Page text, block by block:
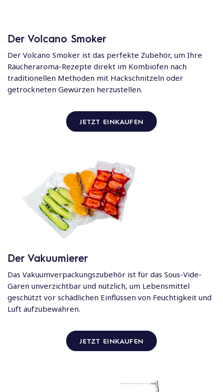
Der Volcano Smoker
Der Volcano Smoker ist das perfekte Zubehör, um Ihre
Räucheraroma-Rezepte direkt im Kombiofen nach
traditionellen Methoden mit Hackschnitzeln oder
getrockneten Gewürzen herzustellen.
JETZT EINKAUFEN
Der Vakuumierer
Das Vakuumverpackungszubehör ist für das Sous-Vide-
Garen unverzichtbar und nützlich, um Lebensmittel
geschützt vor schädlichen Einflüssen von Feuchtigkeit und
Luft aufzubewahren.
JETZT EINKAUFEN